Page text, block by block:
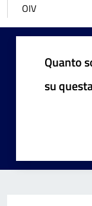
OIV
Quanto
su